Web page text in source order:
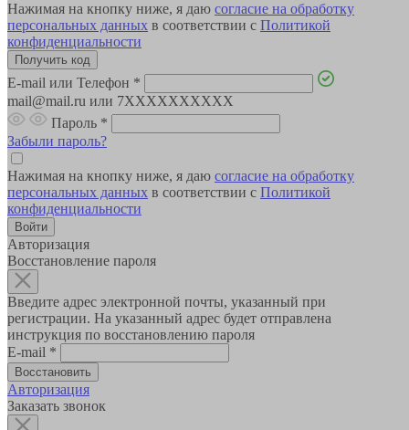
Нажимая на кнопку ниже, я даю согласие на обработку
персональных данных в соответствии с Политикой
конфиденциальности
E-mail или Телефон *
mail@mail.ru или 7XXXXXXXXXX
Пароль *
Забыли пароль?
Нажимая на кнопку ниже, я даю согласие на обработку
персональных данных в соответствии с Политикой
конфиденциальности
Авторизация
Восстановление пароля
Введите адрес электронной почты, указанный при
регистрации. На указанный адрес будет отправлена
инструкция по восстановлению пароля
E-mail *
Авторизация
Заказать звонок